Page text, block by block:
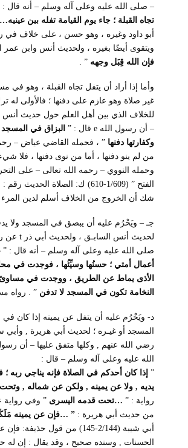
– صلى الله عليه وعلى آله وسلم – أنه قال :
تجاه القبلة ؛ جاء يوم القيامة تفله بين
أبو داود وغيره ، وهو حسن ، على خلاف في
ويتقوى أيضًا بغيره ، ولحديث أنس وابن عمر
فإن الله قِبَل وجهه ” .
وأما إذا أراد أن يتفل تجاه القبلة ، وهو في
غير صلاة وهو عازم على دفنها ؛ فالأولى له
للخلاف الذي بين أهل العلم حول حديث أنس
– أن رسول اللهe قال : ” البزاق في
وكفارتها دفنها ” ، فحمله القاضي عياض –
من لم ينو دفنها ، أما من نوى دفنها ، فلا
وحمله النووي – رحمه الله تعالى – على
الفتح ” (1/609-610) ك: الصلاة الحديث رقم :
شك أن الخروج من الخلاف أسلم لدين المرء ،
جـ – ويَحْرُم عليه أن يبصق في المسجد ولا
لحديث أنس السابـق ، ولحديث أبي ذرt عن
صلى الله عليه وعلى آله وسلم – أنه قال : ”
أعمال أمتي ؛ حسنُها وسيِّئُها ، فوجدت في
الأذى يماط عن الطريق ، ووجدت في مساوئ
النخامة تكون في المسجد لا تدفن ” . رواه
د- ويَحْرُم عليه أن يتفل عن يمينه إذا كان
المسجد أو غيـره ؛ لحديث أبي هريرة ,
رضي الله عنهم , وكلها متفق عليها – أن
الله عليه وعلى آله وسلم – قال :
” إذا كان أحدكم في الصلاة فإنه يناجي ربه ؛
يديه , ولا عن يمينه , ولكن عن شماله ,
رواية : ” …تحت قدمه اليسرى ” وفي رواية
من حديث أبي هريرة :” …فإن عن يمينه
أبي شيبة (2/144-145) من قول
الحسنات , وسنده صحيح ، وقد يقال : إن له